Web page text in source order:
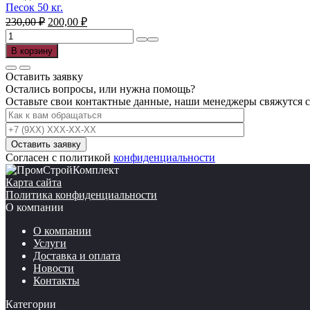
Песок 50 кг.
230,00₽ Первоначальная
цена
составляла
230,00 ₽.
200,00 ₽Текущая
цена:
200,00 ₽.
Количество
товара
Песок
50
кг.
В корзину
Оставить заявку
Остались вопросы, или нужна помощь?
Оставьте свои контактные данные, наши менеджеры
Согласен с политикой конфиденциальности
Карта сайта
Политика конфиденциальности
О компании
О компании
Услуги
Доставка и оплата
Новости
Контакты
Категории